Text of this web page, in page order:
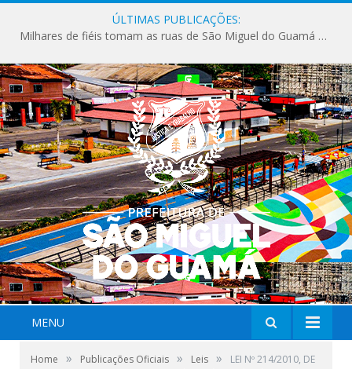
ÚLTIMAS PUBLICAÇÕES:
Milhares de fiéis tomam as ruas de São Miguel do Guamá em uma grande celebração de fé na Marcha para Jesus 2026.
MENU
Home » Publicações Oficiais » Leis »
LEI Nº 214/2010, DE